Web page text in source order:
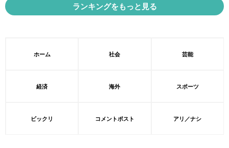
ランキングをもっと見る
ホーム 社会 芸能
経済 海外 スポーツ
ビックリ コメントポスト アリ／ナシ